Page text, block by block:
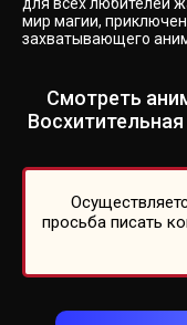
мир магии,
захватывающего
Смотреть
просьба писать